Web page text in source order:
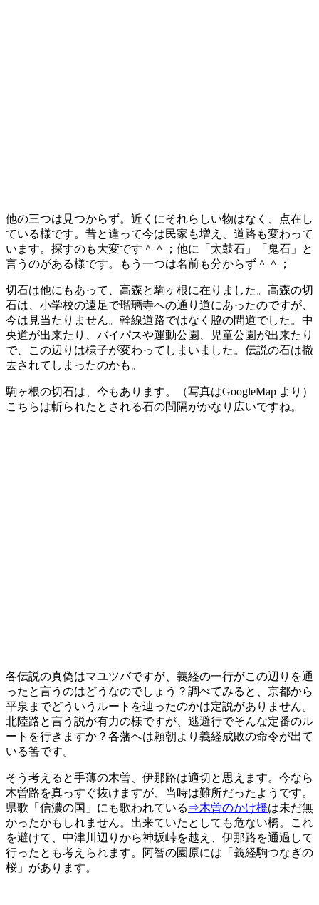
他の三つは見つからず。近くにそれらしい物はなく、点在し
ている様です。昔と違って今は民家も増え、道路も変わって
います。探すのも大変です＾＾；他に「太鼓石」「鬼石」と
言うのがある様です。もう一つは名前も分からず＾＾；
切石は他にもあって、高森と駒ヶ根に在りました。高森の切
石は、小学校の遠足で瑠璃寺への通り道にあったのですが、
今は見当たりません。幹線道路ではなく脇の間道でした。中
央道が出来たり、バイパスや運動公園、児童公園が出来たり
で、この辺りは様子が変わってしまいました。伝説の石は撤
去されてしまったのかも。
駒ヶ根の切石は、今もあります。（写真はGoogleMap より）
こちらは斬られたとされる石の間隔がかなり広いですね。
各伝説の真偽はマユツバですが、義経の一行がこの辺りを通
ったと言うのはどうなのでしょう？調べてみると、京都から
平泉までどういうルートを辿ったのかは定説がありません。
北陸路と言う説が有力の様ですが、逃避行でそんな定番のル
ートを行きますか？各藩へは頼朝より義経成敗の命令が出て
いる筈です。
そう考えると手薄の木曽、伊那路は適切と思えます。今なら
木曽路を真っすぐ抜けますが、当時は難所だったようです。
県歌「信濃の国」にも歌われている ⇒木曽のかけ橋は未だ無
かったかもしれません。出来ていたとしても危ない橋。これ
を避けて、中津川辺りから神坂峠を越え、伊那路を通過して
行ったとも考えられます。阿智の園原には「義経駒つなぎの
桜」があります。